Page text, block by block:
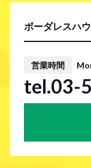
ボーダレスハ
営業時間
tel.03-